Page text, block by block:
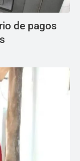
de pagos